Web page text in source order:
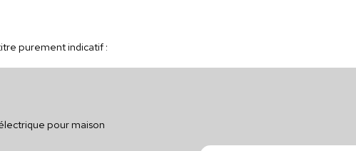
purement indicatif :
pour maison